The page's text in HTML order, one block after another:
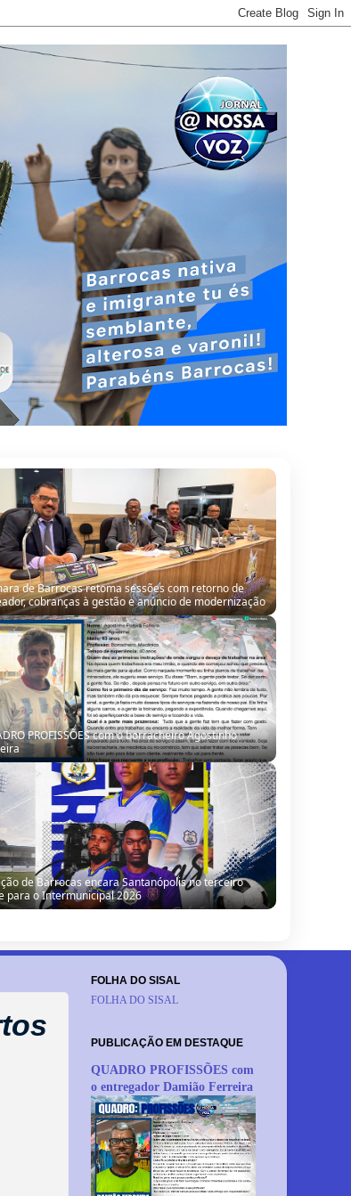
de Barrocas retoma sessões com retorno de
cobranças à gestão e anúncio de modernização
PROFISSÕES com o borracheiro Agostinho
de Barrocas encara Santanópolis no terceiro
para o Intermunicipal 2026
FOLHA DO SISAL
FOLHA DO SISAL
PUBLICAÇÃO EM DESTAQUE
QUADRO PROFISSÕES com
o entregador Damião Ferreira